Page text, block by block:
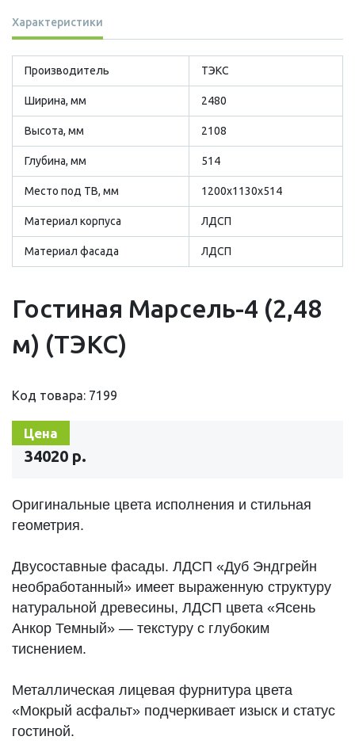
Характеристики
Производитель ТЭКС
Ширина, мм 2480
Высота, мм 2108
Глубина, мм 514
Место под ТВ, мм 1200х1130х514
Материал корпуса ЛДСП
Материал фасада ЛДСП
Гостиная Марсель-4 (2,48
м) (ТЭКС)
Код товара: 7199
Цена
34020 р.
Оригинальные цвета исполнения и стильная
геометрия.
Двусоставные фасады. ЛДСП «Дуб Эндгрейн
необработанный» имеет выраженную структуру
натуральной древесины, ЛДСП цвета «Ясень
Анкор Темный» — текстуру с глубоким
тиснением.
Металлическая лицевая фурнитура цвета
«Мокрый асфальт» подчеркивает изыск и статус
гостиной.